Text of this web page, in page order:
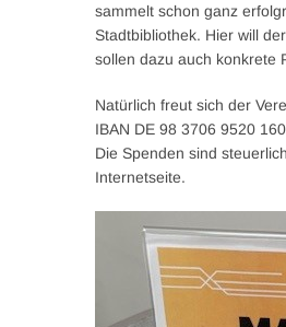
sammelt schon ganz
Stadtbibliothek. Hier will
sollen dazu auch konkrete
Natürlich freut sich der
IBAN DE 98 3706 9520
Die Spenden sind
Internetseite.